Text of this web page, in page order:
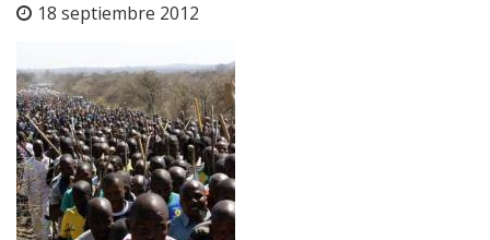
18 septiembre 2012